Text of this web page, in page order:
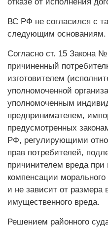
ВС РФ не согласился с
следующим основаниям.
Согласно ст. 15 Закона
причиненный
изготовителем
уполномоченной
уполномоченным
предпринимателем,
предусмотренных
РФ, регулирующими
прав потребителей,
причинителем вреда
компенсации
и не зависит от размера
имущественного вреда.
Решением районного